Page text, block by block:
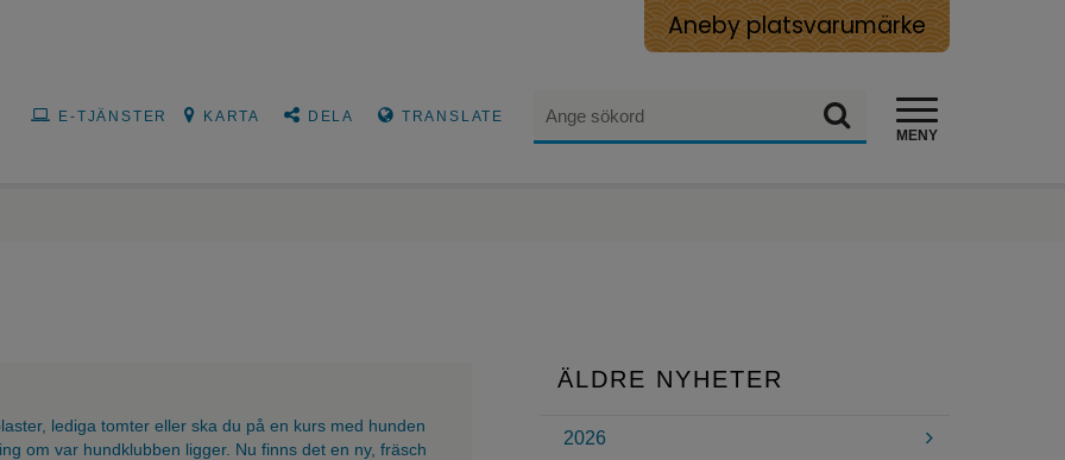
Aneby platsvarumärke
Sök
MENY
E-TJÄNSTER KARTA DELA TRANSLATE
lediga tomter eller ska du på en kurs med hunden
om var hundklubben ligger. Nu finns det en ny, fräsch
ÄLDRE NYHETER
2026